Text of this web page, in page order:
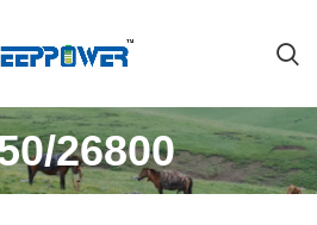
26800